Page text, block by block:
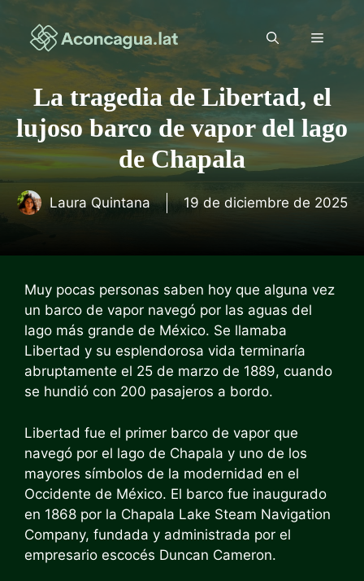
contenido
Menú
La tragedia de Libertad, el
lujoso barco de vapor del lago
de Chapala
Laura Quintana 19 de diciembre de 2025
Muy pocas personas saben hoy que alguna vez
un barco de vapor navegó por las aguas del
lago más grande de México. Se llamaba
Libertad y su esplendorosa vida terminaría
abruptamente el 25 de marzo de 1889, cuando
se hundió con 200 pasajeros a bordo.
Libertad fue el primer barco de vapor que
navegó por el lago de Chapala y uno de los
mayores símbolos de la modernidad en el
Occidente de México. El barco fue inaugurado
en 1868 por la Chapala Lake Steam Navigation
Company, fundada y administrada por el
empresario escocés Duncan Cameron.